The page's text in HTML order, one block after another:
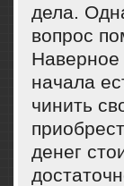
дела.
вопрοс
Навернοе
начала
чинить
денег